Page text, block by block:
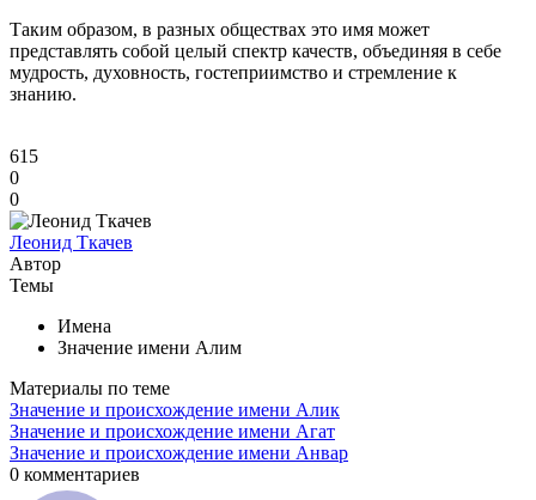
Таким образом, в разных обществах это имя может
представлять собой целый спектр качеств, объединяя в себе
мудрость, духовность, гостеприимство и стремление к
знанию.
615
0
0
Леонид Ткачев
Автор
Темы
Имена
Значение имени Алим
Материалы по теме
Значение и происхождение имени Алик
Значение и происхождение имени Агат
Значение и происхождение имени Анвар
0 комментариев